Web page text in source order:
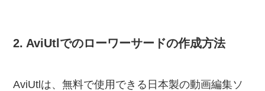
2. AviUtlでのローワーサードの作成方法
AviUtlは、無料で使用できる日本製の動画編集ソ